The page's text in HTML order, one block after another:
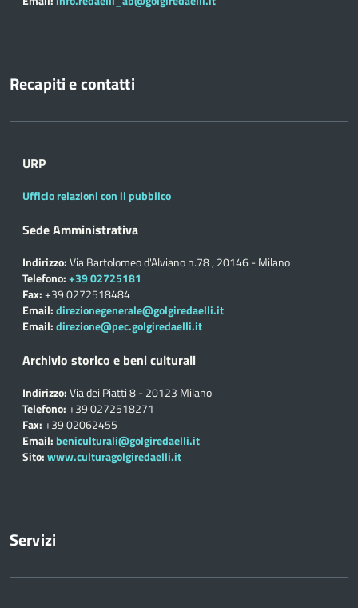
Recapiti e contatti
URP
Ufficio relazioni con il pubblico
Sede Amministrativa
Indirizzo:Via Bartolomeo d'Alviano n.78 , 20146 - Milano
Telefono:+39 02725181
Fax:+39 0272518484
Email:direzionegenerale@golgiredaelli.it
Email:direzione@pec.golgiredaelli.it
Archivio storico e beni culturali
Indirizzo:Via dei Piatti 8 - 20123 Milano
Telefono:+39 0272518271
Fax:+39 02062455
Email: beniculturali@golgiredaelli.it
Sito:www.culturagolgiredaelli.it
Servizi